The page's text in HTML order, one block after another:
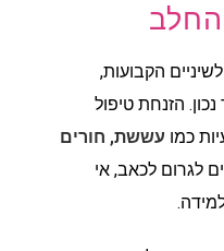
החלב
הקבועות,
הזנחת טיפול
כמו עששת, חורים
לגרום לכאב, אי